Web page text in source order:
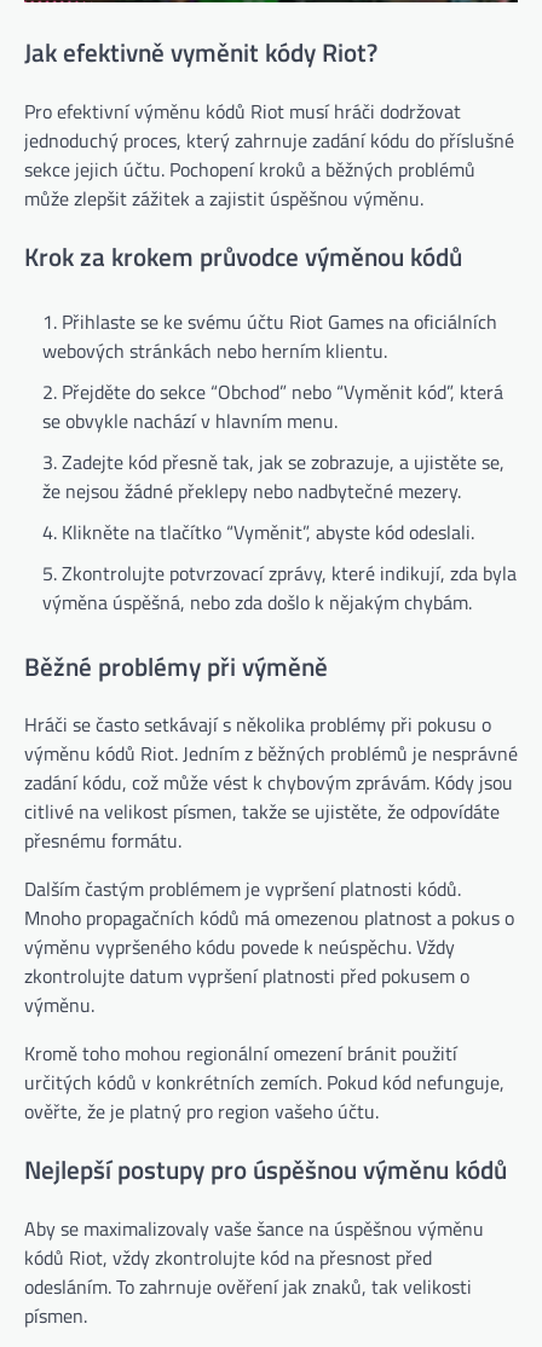
Jak efektivně vyměnit kódy Riot?
Pro efektivní výměnu kódů Riot musí hráči dodržovat
jednoduchý proces, který zahrnuje zadání kódu do příslušné
sekce jejich účtu. Pochopení kroků a běžných problémů
může zlepšit zážitek a zajistit úspěšnou výměnu.
Krok za krokem průvodce výměnou kódů
Přihlaste se ke svému účtu Riot Games na oficiálních
webových stránkách nebo herním klientu.
Přejděte do sekce “Obchod” nebo “Vyměnit kód”, která
se obvykle nachází v hlavním menu.
Zadejte kód přesně tak, jak se zobrazuje, a ujistěte se,
že nejsou žádné překlepy nebo nadbytečné mezery.
Klikněte na tlačítko “Vyměnit”, abyste kód odeslali.
Zkontrolujte potvrzovací zprávy, které indikují, zda byla
výměna úspěšná, nebo zda došlo k nějakým chybám.
Běžné problémy při výměně
Hráči se často setkávají s několika problémy při pokusu o
výměnu kódů Riot. Jedním z běžných problémů je nesprávné
zadání kódu, což může vést k chybovým zprávám. Kódy jsou
citlivé na velikost písmen, takže se ujistěte, že odpovídáte
přesnému formátu.
Dalším častým problémem je vypršení platnosti kódů.
Mnoho propagačních kódů má omezenou platnost a pokus o
výměnu vypršeného kódu povede k neúspěchu. Vždy
zkontrolujte datum vypršení platnosti před pokusem o
výměnu.
Kromě toho mohou regionální omezení bránit použití
určitých kódů v konkrétních zemích. Pokud kód nefunguje,
ověřte, že je platný pro region vašeho účtu.
Nejlepší postupy pro úspěšnou výměnu kódů
Aby se maximalizovaly vaše šance na úspěšnou výměnu
kódů Riot, vždy zkontrolujte kód na přesnost před
odesláním. To zahrnuje ověření jak znaků, tak velikosti
písmen.